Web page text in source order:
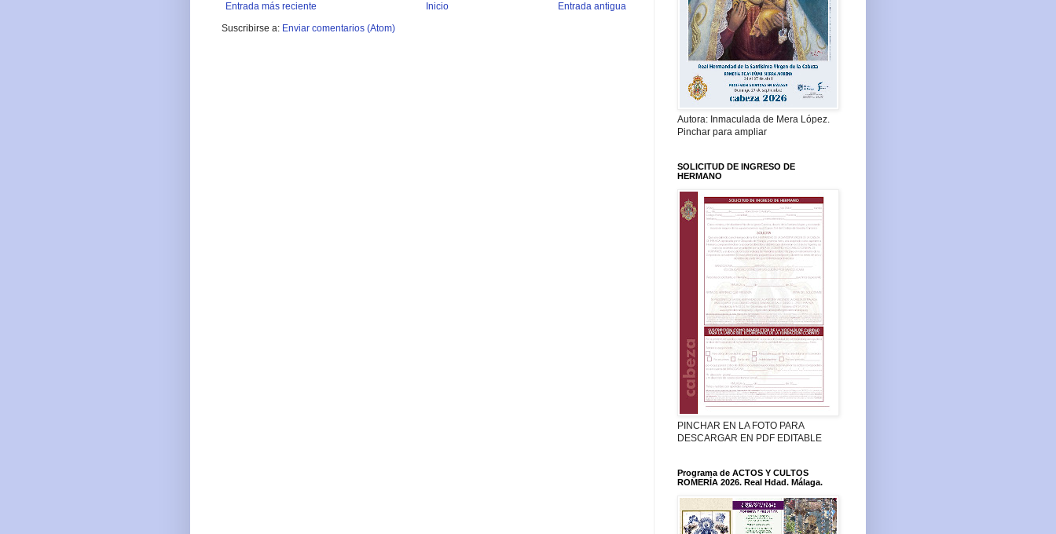
Entrada más reciente Entrada antigua
Inicio
Suscribirse a: Enviar comentarios (Atom)
Autora: Inmaculada de Mera López.
Pinchar para ampliar
SOLICITUD DE INGRESO DE
HERMANO
PINCHAR EN LA FOTO PARA
DESCARGAR EN PDF EDITABLE
Programa de ACTOS Y CULTOS
ROMERÍA 2026. Real Hdad. Málaga.